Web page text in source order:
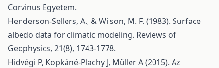
Corvinus Egyetem.
Henderson-Sellers, A., & Wilson, M. F. (1983). Surface
albedo data for climatic modeling. Reviews of
Geophysics, 21(8), 1743-1778.
Hidvégi P, Kopkáné-Plachy J, Müller A (2015). Az